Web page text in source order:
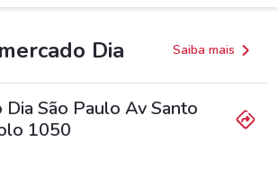
Dia Saiba mais
São Paulo Av Santo
1050